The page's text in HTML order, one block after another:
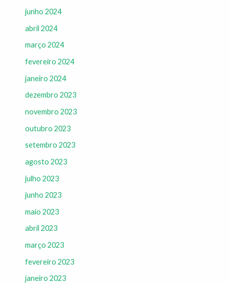
junho 2024
abril 2024
março 2024
fevereiro 2024
janeiro 2024
dezembro 2023
novembro 2023
outubro 2023
setembro 2023
agosto 2023
julho 2023
junho 2023
maio 2023
abril 2023
março 2023
fevereiro 2023
janeiro 2023